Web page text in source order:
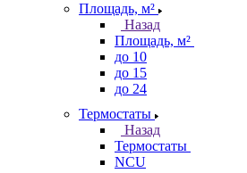
Площадь, м²
Назад
Площадь, м²
до 10
до 15
до 24
Термостаты
Назад
Термостаты
NCU